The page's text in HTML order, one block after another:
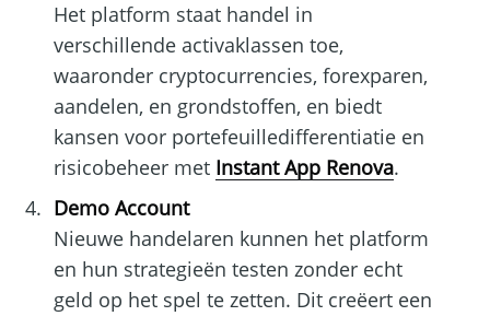
Het platform staat handel in
verschillende activaklassen toe,
waaronder cryptocurrencies, forexparen,
aandelen, en grondstoffen, en biedt
kansen voor portefeuilledifferentiatie en
risicobeheer met Instant App Renova.
Demo Account
Nieuwe handelaren kunnen het platform
en hun strategieën testen zonder echt
geld op het spel te zetten. Dit creëert een